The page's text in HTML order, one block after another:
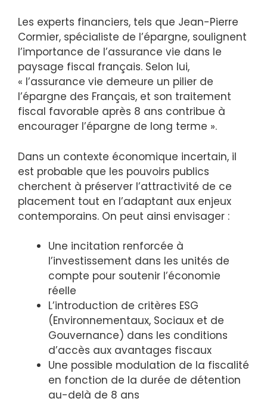
Les experts financiers, tels que Jean-Pierre
Cormier, spécialiste de l’épargne, soulignent
l’importance de l’assurance vie dans le
paysage fiscal français. Selon lui,
« l’assurance vie demeure un pilier de
l’épargne des Français, et son traitement
fiscal favorable après 8 ans contribue à
encourager l’épargne de long terme ».
Dans un contexte économique incertain, il
est probable que les pouvoirs publics
cherchent à préserver l’attractivité de ce
placement tout en l’adaptant aux enjeux
contemporains. On peut ainsi envisager :
Une incitation renforcée à
l’investissement dans les unités de
compte pour soutenir l’économie
réelle
L’introduction de critères ESG
(Environnementaux, Sociaux et de
Gouvernance) dans les conditions
d’accès aux avantages fiscaux
Une possible modulation de la fiscalité
en fonction de la durée de détention
au-delà de 8 ans